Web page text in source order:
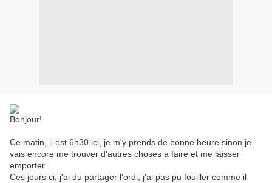
Bonjour!
Ce matin, il est 6h30 ici, je m'y prends de bonne heure sinon je
vais encore me trouver d'autres choses a faire et me laisser
emporter...
Ces jours ci, j'ai du partager l'ordi, j'ai pas pu fouiller comme il